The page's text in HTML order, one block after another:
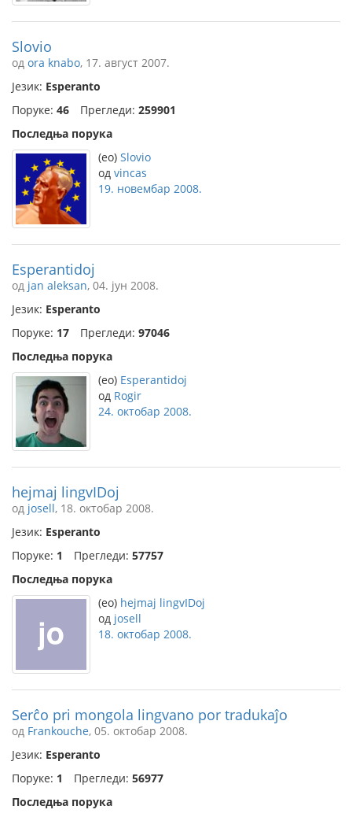
Slovio
од ora knabo, 17. август 2007.
Језик: Esperanto
Поруке: 46 Прегледи: 259901
Последња порука
(eo) Slovio
од vincas
19. новембар 2008.
Esperantidoj
од jan aleksan, 04. јун 2008.
Језик: Esperanto
Поруке: 17 Прегледи: 97046
Последња порука
(eo) Esperantidoj
од Rogir
24. октобар 2008.
hejmaj lingvIDoj
од josell, 18. октобар 2008.
Језик: Esperanto
Поруке: 1 Прегледи: 57757
Последња порука
(eo) hejmaj lingvIDoj
од josell
18. октобар 2008.
Serĉo pri mongola lingvano por tradukaĵo
од Frankouche, 05. октобар 2008.
Језик: Esperanto
Поруке: 1 Прегледи: 56977
Последња порука